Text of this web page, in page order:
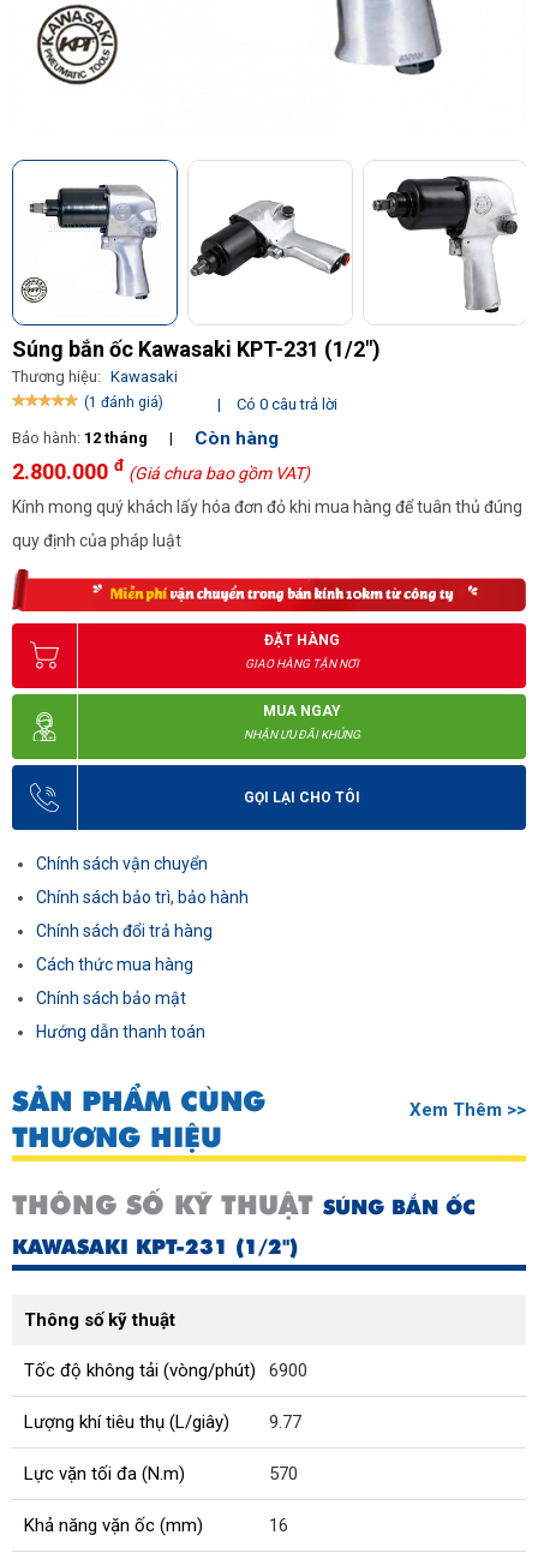
Súng bắn ốc Kawasaki KPT-231 (1/2")
Thương hiệu: Kawasaki
(1 đánh giá) |
Có 0 câu trả lời
Bảo hành: 12 tháng | Còn hàng
2.800.000 đ (Giá chưa bao gồm VAT)
Kính mong quý khách lấy hóa đơn đỏ khi mua hàng để tuân thủ đúng
quy định của pháp luật
ĐẶT HÀNG
GIAO HÀNG TẬN NƠI
MUA NGAY
NHẬN ƯU ĐÃI KHỦNG
GỌI LẠI CHO TÔI
Chính sách vận chuyển
Chính sách bảo trì, bảo hành
Chính sách đổi trả hàng
Cách thức mua hàng
Chính sách bảo mật
Hướng dẫn thanh toán
SẢN PHẨM CÙNG
THƯƠNG HIỆU
Xem Thêm >>
THÔNG SỐ KỸ THUẬT SÚNG BẮN ỐC
KAWASAKI KPT-231 (1/2")
Thông số kỹ thuật
Tốc độ không tải (vòng/phút) 6900
Lượng khí tiêu thụ (L/giây) 9.77
Lực vặn tối đa (N.m) 570
Khả năng vặn ốc (mm) 16